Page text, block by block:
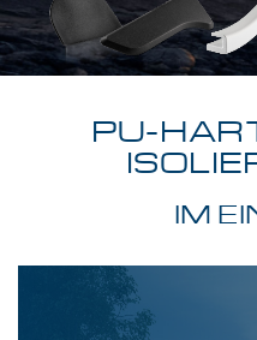
PU-
IM